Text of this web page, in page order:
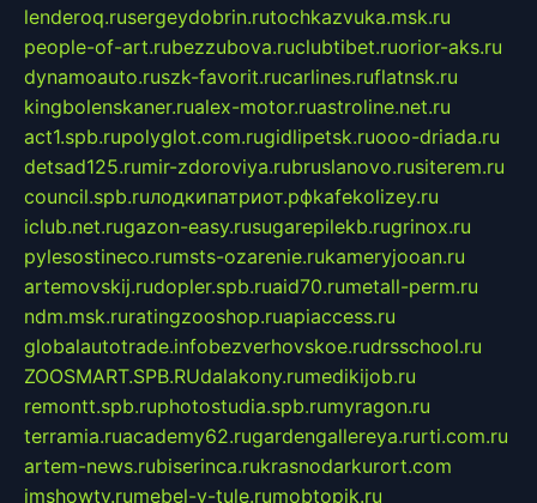
lenderoq.rusergeydobrin.rutochkazvuka.msk.ru
people-of-art.rubezzubova.ruclubtibet.ruorior-aks.ru
dynamoauto.ruszk-favorit.rucarlines.ruflatnsk.ru
kingbolenskaner.rualex-motor.ruastroline.net.ru
act1.spb.rupolyglot.com.rugidlipetsk.ruooo-driada.ru
detsad125.rumir-zdoroviya.rubruslanovo.rusiterem.ru
council.spb.ruлодкипатриот.рфkafekolizey.ru
iclub.net.rugazon-easy.rusugarepilekb.rugrinox.ru
pylesostineco.rumsts-ozarenie.rukameryjooan.ru
artemovskij.rudopler.spb.ruaid70.rumetall-perm.ru
ndm.msk.ruratingzooshop.ruapiaccess.ru
globalautotrade.infobezverhovskoe.rudrsschool.ru
ZOOSMART.SPB.RUdalakony.rumedikijob.ru
remontt.spb.ruphotostudia.spb.rumyragon.ru
terramia.ruacademy62.rugardengallereya.rurti.com.ru
artem-news.rubiserinca.rukrasnodarkurort.com
imshowtv.rumebel-v-tule.rumobtopik.ru